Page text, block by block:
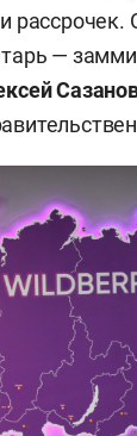
рассрочек.
—